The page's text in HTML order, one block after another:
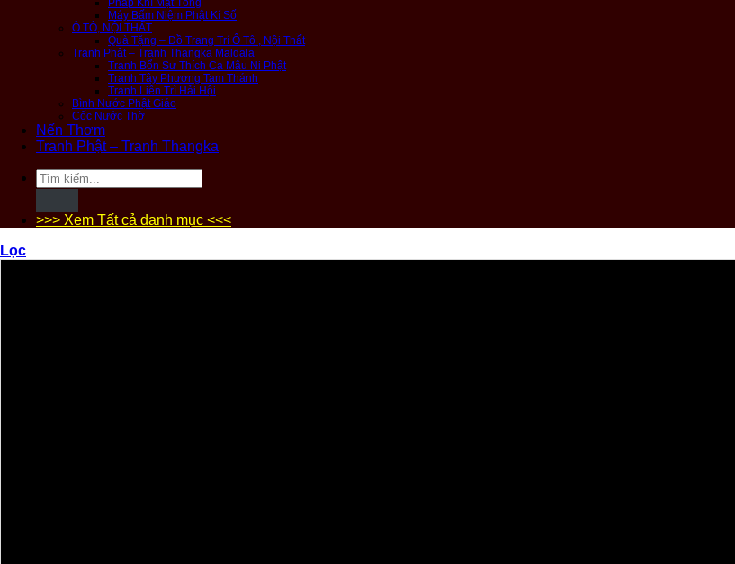
Pháp Khí Mật Tông
Máy Bấm Niệm Phật Kí Số
Ô TÔ, NỘI THẤT
Quà Tặng – Đồ Trang Trí Ô Tô , Nội Thất
Tranh Phật – Tranh Thangka Maldala
Tranh Bổn Sư Thích Ca Mâu Ni Phật
Tranh Tây Phương Tam Thánh
Tranh Liên Trì Hải Hội
Bình Nước Phật Giáo
Cốc Nước Thờ
Nến Thơm
Tranh Phật – Tranh Thangka
Tìm
kiếm:
>>> Xem Tất cả danh mục <<<
Lọc